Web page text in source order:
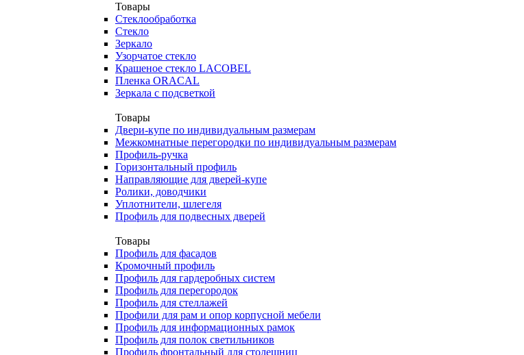
Товары
Стеклообработка
Стекло
Зеркало
Узорчатое стекло
Крашеное стекло LACOBEL
Пленка ORACAL
Зеркала с подсветкой
Товары
Двери-купе по индивидуальным размерам
Межкомнатные перегородки по индивидуальным размерам
Профиль-ручка
Горизонтальный профиль
Направляющие для дверей-купе
Ролики, доводчики
Уплотнители, шлегеля
Профиль для подвесных дверей
Товары
Профиль для фасадов
Кромочный профиль
Профиль для гардеробных систем
Профиль для перегородок
Профиль для стеллажей
Профили для рам и опор корпусной мебели
Профиль для информационных рамок
Профиль для полок светильников
Профиль фронтальный для столешниц